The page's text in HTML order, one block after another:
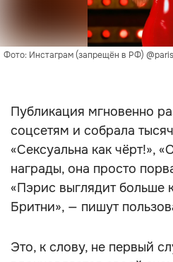
Фото: Инстаграм (запрещён в РФ)
Публикация мгновенно
соцсетям и собрала
«Сексуальна как чёрт!»,
награды, она просто
«Пэрис выглядит больше
Бритни», — пишут
Это, к слову, не первый